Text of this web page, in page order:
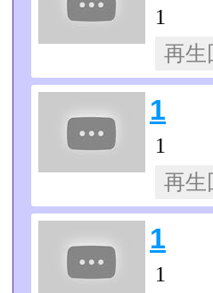
1
再
1
1
再
1
1